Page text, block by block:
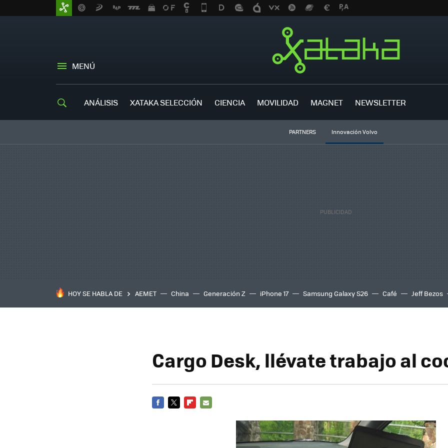
MENÚ
ANÁLISIS XATAKA SELECCIÓN CIENCIA MOVILIDAD MAGNET NEWSLETTER
PARTNERS Innovación Volvo
HOY SE HABLA DE AEMET China Generación Z iPhone 17 Samsung Galaxy S26 Café Jeff Bezos
Cargo Desk, llévate trabajo al